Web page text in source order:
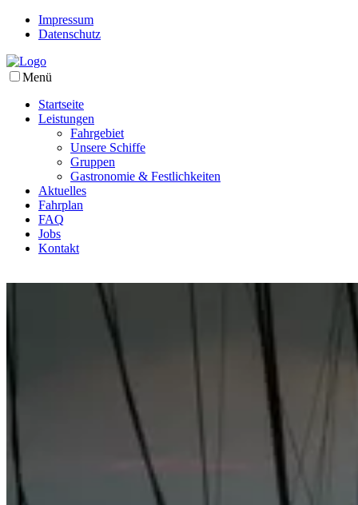
Impressum
Datenschutz
Menü
Startseite
Leistungen
Fahrgebiet
Unsere Schiffe
Gruppen
Gastronomie & Festlichkeiten
Aktuelles
Fahrplan
FAQ
Jobs
Kontakt